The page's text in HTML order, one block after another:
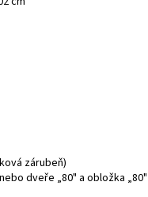
zárubeň)
dveře „80" a obložka